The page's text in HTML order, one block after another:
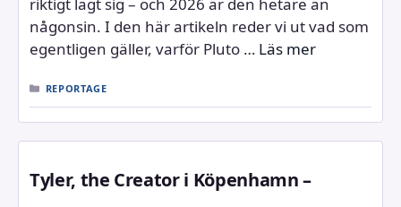
någonsin. I den här artikeln reder vi ut vad som
egentligen gäller, varför Pluto … Läs mer
KATEGORIER
REPORTAGE
Tyler, the Creator i Köpenhamn –